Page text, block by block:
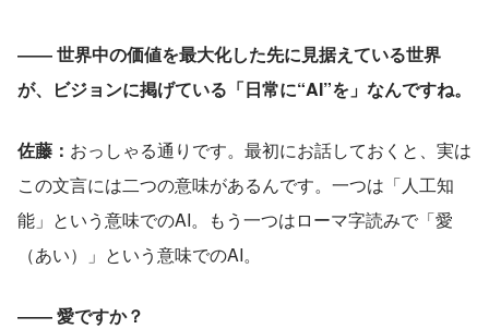
―― 世界中の価値を最大化した先に見据えている世界
が、ビジョンに掲げている「日常に“AI”を」なんですね。
佐藤： おっしゃる通りです。最初にお話しておくと、実は
この文言には二つの意味があるんです。一つは「人工知
能」という意味でのAI。もう一つはローマ字読みで「愛
（あい）」という意味でのAI。
―― 愛ですか？